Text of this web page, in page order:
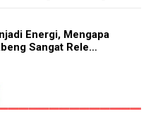
Energi, Mengapa
Sangat Rele…